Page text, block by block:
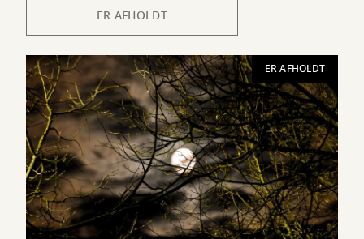
ER AFHOLDT
ER AFHOLDT